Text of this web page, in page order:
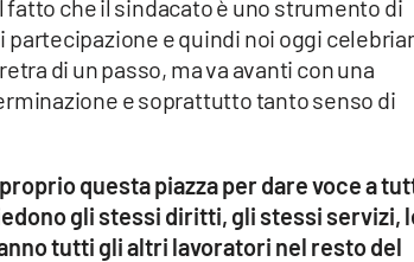
che il sindacato è uno strumento di
e quindi noi oggi
di un passo, ma va avanti con una
e soprattutto tanto senso di
questa piazza per dare voce a
gli stessi diritti, gli stessi servizi,
tutti gli altri lavoratori nel resto del